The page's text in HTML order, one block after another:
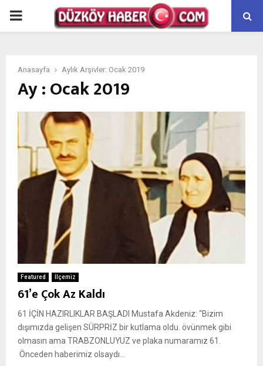
PRIMARY
Anasayfa Aylık Arşivler: Ocak 2019
Ay : Ocak 2019
Featured İlçemiz
61’e Çok Az Kaldı
61 İÇİN HAZIRLIKLAR BAŞLADI Mustafa Akdeniz: “Bizim
dışımızda gelişen SÜRPRİZ bir kutlama oldu. övünmek gibi
olmasın ama TRABZONLUYUZ ve plaka numaramız 61.
Önceden haberimiz olsaydı...